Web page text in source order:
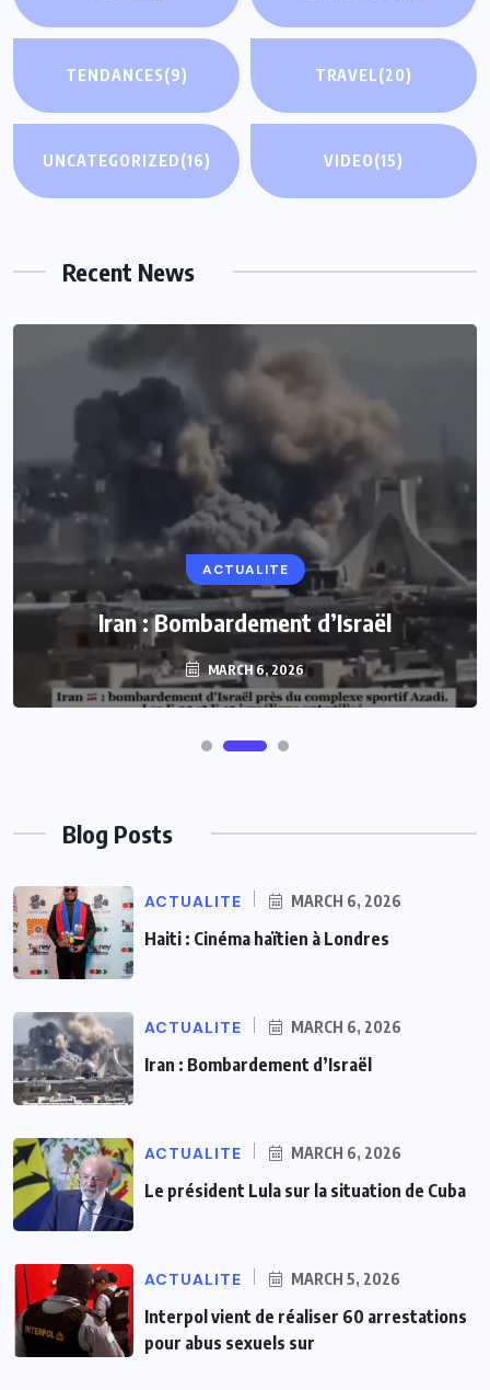
TENDANCES(9) TRAVEL(20)
UNCATEGORIZED(16) VIDEO(15)
Recent News
ACTUALITE
Iran : Bombardement d’Israël
MARCH 6, 2026
Blog Posts
ACTUALITE MARCH 6, 2026
Haiti : Cinéma haïtien à Londres
ACTUALITE MARCH 6, 2026
Iran : Bombardement d’Israël
ACTUALITE MARCH 6, 2026
Le président Lula sur la situation de Cuba
ACTUALITE MARCH 5, 2026
Interpol vient de réaliser 60 arrestations
pour abus sexuels sur